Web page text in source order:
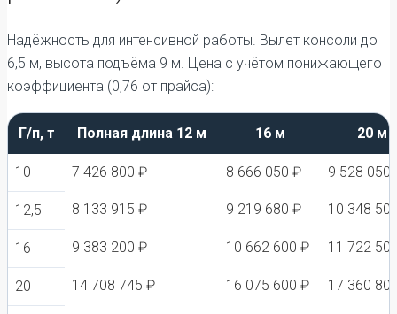
Надёжность для интенсивной работы. Вылет консоли до
6,5 м, высота подъёма 9 м. Цена с учётом понижающего
коэффициента (0,76 от прайса):
Г/п, т Полная длина 12 м 16 м 20 м
10 7 426 800 ₽ 8 666 050 ₽ 9 528 050
12,5 8 133 915 ₽ 9 219 680 ₽ 10 348
16 9 383 200 ₽ 10 662 600 ₽ 11 722
20 14 708 745 ₽ 16 075 600 ₽ 17 360